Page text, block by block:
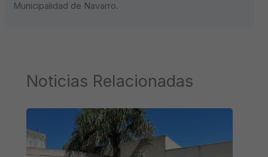
Municipalidad de Navarro.
Noticias Relacionadas